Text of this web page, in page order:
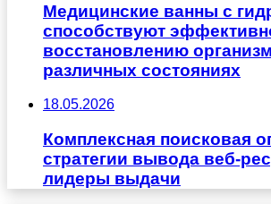
Медицинские ванны с
способствуют
восстановлению
различных состояниях
18.05.2026
Комплексная поисковая
стратегии вывода веб-
лидеры выдачи